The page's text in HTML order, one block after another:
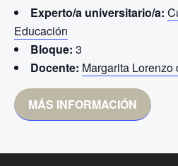
Experto/a universitario/a:
Educación
Bloque: 3
Docente: Margarita Lorenzo
MÁS INFORMACIÓN